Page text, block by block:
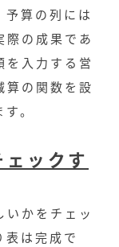
算の列には
際の成果であ
を入力する営
算の関数を設
。
ェックす
かをチェッ
表は完成で